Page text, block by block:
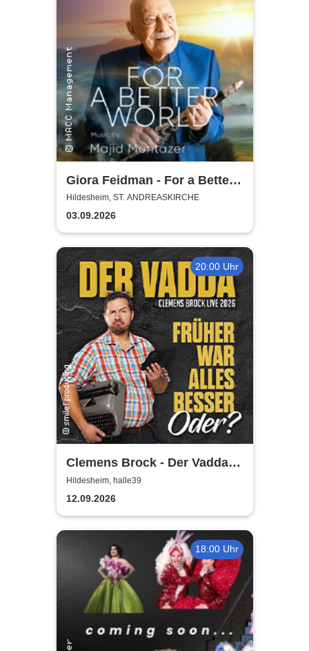
Giora Feidman - For a Better
World
Hildesheim, ST. ANDREASKIRCHE
03.09.2026
20:00 Uhr
Clemens Brock - Der Vadda -
Früher war alles besser,
oder?
Hildesheim, halle39
12.09.2026
18:00 Uhr